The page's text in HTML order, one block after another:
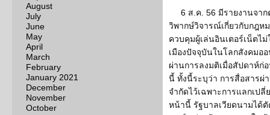
August
July
June
May
April
March
February
January 2021
December
November
October
6 ส.ค. 56 มีรายงานจา
วิพากษ์วิจารณ์เกี่ยวกับกฎห
ควบคุมผู้เล่นอินเตอร์เน็ต
เมืองปัจจุบันในโลกสังคมอ
ผ่านการลงมติเมื่อสัปดาห์ก่
นี้ ทั้งนี้ระบุว่า การสื่อสารผ่
จำกัดไว้เฉพาะการแลกเป
หน้านี้ รัฐบาลเวียดนามได้